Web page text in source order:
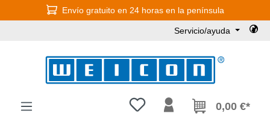
Saltar al contenido principalEnvío gratuito en 24 horas en la península
Servicio/ayuda
Tienes 0 artículos en tu lista de
0,00 €*